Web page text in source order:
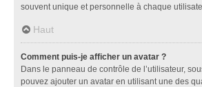
souvent unique et personnelle à chaque
Haut
Comment puis-je afficher un avatar ?
Dans le panneau de contrôle de l’utilisateur,
pouvez ajouter un avatar en utilisant une des